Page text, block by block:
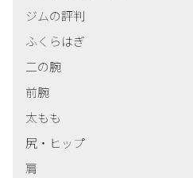
ジムの評判
ふくらはぎ
二の腕
前腕
太もも
尻・ヒップ
肩